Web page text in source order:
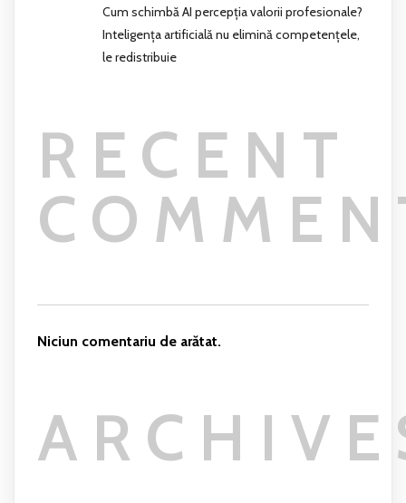
Cum schimbă AI percepția valorii profesionale?
Inteligența artificială nu elimină competențele,
le redistribuie
RECENT
Niciun comentariu de arătat.